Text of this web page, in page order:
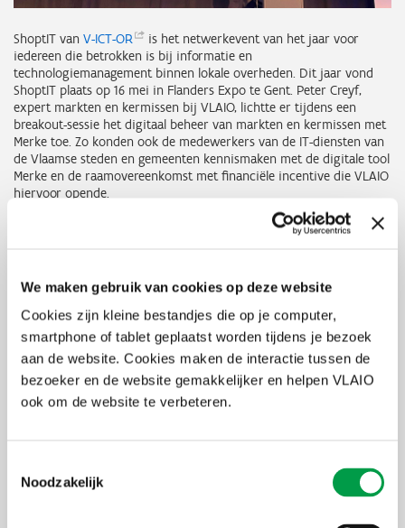
We maken gebruik van cookies op deze website
Cookies zijn kleine bestandjes die op je computer,
smartphone of tablet geplaatst worden tijdens je bezoek
aan de website. Cookies maken de interactie tussen de
bezoeker en de website gemakkelijker en helpen VLAIO
ook om de website te verbeteren.
Noodzakelijk
ShoptIT van V-ICT-OR
is het netwerkevent van het jaar voor
iedereen die betrokken is bij informatie en
technologiemanagement binnen lokale overheden. Dit jaar vond
ShoptIT plaats op 16 mei in Flanders Expo te Gent. Peter Creyf,
expert markten en kermissen bij VLAIO, lichtte er tijdens een
breakout-sessie het digitaal beheer van markten en kermissen met
Merke toe. Zo konden ook de medewerkers van de IT-diensten van
de Vlaamse steden en gemeenten kennismaken met de digitale tool
Merke en de raamovereenkomst met financiële incentive die VLAIO
hiervoor opende.
Raamovereenkomst met financiële incentive
organisatie van markten en kermissen volledig te digitaliseren. De
tool brengt onder andere alle aanvragen van standhouders op één
plaats bij elkaar. Ook de attesten over veiligheid, voeding en
andere wettelijke criteria kan een ambulante handelaar of
foorreiziger in de tool opladen. Zo win je tijd in de organisatie van
ambulante en kermisactiviteiten.
Tot eind 2026 kan jouw gemeente gebruikmaken van een
budget - ook van een eenmalige financiële tussenkomst van VLAIO.